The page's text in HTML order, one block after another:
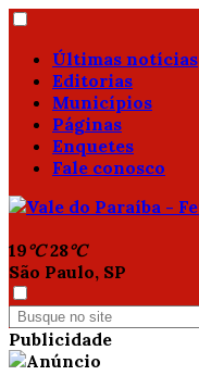
Últimas notícias
Editorias
Municípios
Páginas
Enquetes
Fale conosco
19°C 28°C
São Paulo, SP
Publicidade